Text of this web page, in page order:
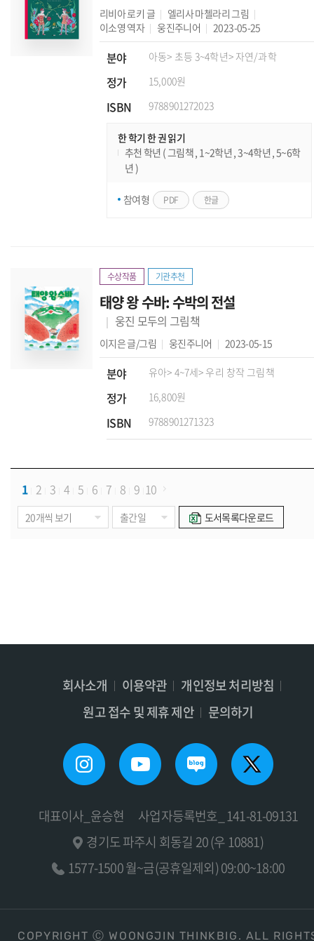
리비아 로키 글 엘리사 마첼라리그림
이소영 역자 웅진주니어 2023-05-25
분야 아동> 초등 3~4학년> 자연/과학
정가 15,000원
ISBN 9788901272023
한 학기 한 권 읽기
추천 학년 ( 그림책 , 1~2학년 , 3~4학년 , 5~6학
년 )
참여형 PDF 한글
수상작품 기관추천
태양 왕 수바: 수박의 전설
웅진 모두의 그림책
이지은글/그림 웅진주니어 2023-05-15
분야 유아> 4~7세> 우리 창작 그림책
정가 16,800원
ISBN 9788901271323
1 2 3 4 5 6 7 8 9 10
도서목록다운로드
회사소개 이용약관
개인정보 처리방침
원고 접수 및 제휴 제안
문의하기
대표이사_윤승현
사업자등록번호_ 141-81-09131
경기도 파주시 회동길 20 (우 10881)
1577-1500 월~금(공휴일제외) 09:00~18:00
COPYRIGHT Ⓒ WOONGJIN THINKBIG. ALL